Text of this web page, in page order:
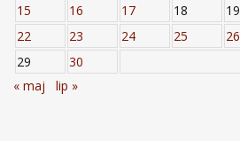
15
16 17 18 19
22
23 24 25 26
29
30
« maj
lip »